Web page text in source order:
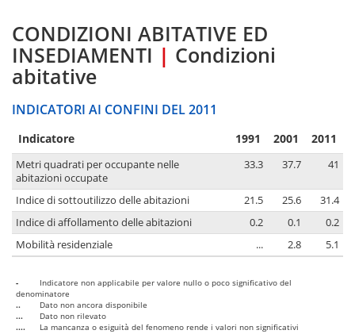
CONDIZIONI ABITATIVE ED
INSEDIAMENTI | Condizioni
abitative
INDICATORI AI CONFINI DEL 2011
Indicatore 1991 2001 2011
Metri quadrati per occupante nelle
abitazioni occupate
33.3 37.7 41
Indice di sottoutilizzo delle abitazioni 21.5 25.6
31.4
Indice di affollamento delle abitazioni
0.2 0.1
0.2
Mobilità residenziale
... 2.8 5.1
-
Indicatore non applicabile per valore nullo o poco significativo del
denominatore
..
Dato non ancora disponibile
...
Dato non rilevato
....
La mancanza o esiguità del fenomeno rende i valori non significativi